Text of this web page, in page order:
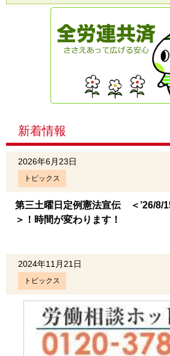
新着情報
2026年6月23日
トピックス
第三土曜日定例憲法宣伝 ＜’26/8/
＞！時間が変わります！
2024年11月21日
トピックス